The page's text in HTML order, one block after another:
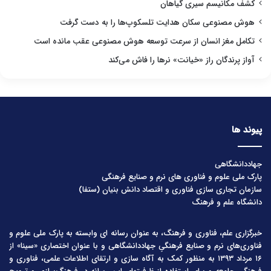
کشف مکانیسم سیری گیاهان
هوش مصنوعی سکان هدایت تلسکوپ‌ها را به دست گرفت
تکامل مغز انسان از سرعت توسعه هوش مصنوعی عقب مانده است
آواز پرندگان راز «خیانت» نرها را فاش می‌کند
پیوند ها
جهاددانشگاهی
پارک ملی علوم و فناوری های نرم و صنایع فرهنگی
سازمان تجاری سازی فناوری و اقتصاد دانش بنیان (ستفا)
دانشگاه علم و فرهنگ
خبرگزاری علم، فناوری و فرهنگ، به عنوان رسانه ای وابسته به پارک ملی علوم و
فناوری‌های نرم و صنایع فرهنگیِ جهاددانشگاهی و با عنوان اختصاری «سینا» از
۱۶ مرداد ۱۳۹۳ به منظور کمک به آگاه سازی و ارتقای اطلاعات علمی، فناوری و